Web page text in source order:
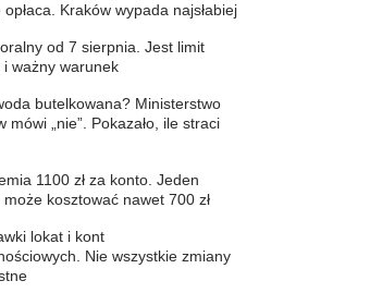
opłaca. Kraków wypada najsłabiej
od 7 sierpnia. Jest limit
ważny warunek
butelkowana? Ministerstwo
mówi „nie”. Pokazało, ile straci
1100 zł za konto. Jeden
może kosztować nawet 700 zł
lokat i kont
Nie wszystkie zmiany